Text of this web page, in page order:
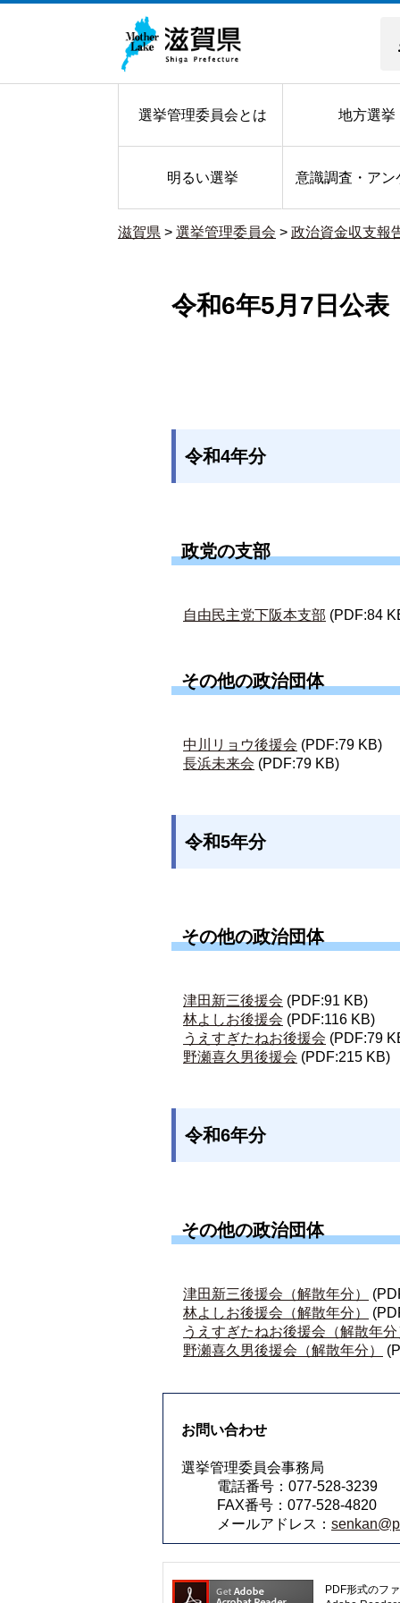
選挙管理委員会とは 地方選挙
明るい選挙 意識調査・アン
滋賀県 > 選挙管理委員会 > 政治資金収支報
令和6年5月7日公表
令和4年分
政党の支部
自由民主党下阪本支部 (PDF:84
その他の政治団体
中川リョウ後援会 (PDF:79 KB)
長浜未来会 (PDF:79 KB)
令和5年分
その他の政治団体
津田新三後援会 (PDF:91 KB)
林よしお後援会 (PDF:116 KB)
うえすぎたねお後援会 (PDF:79
野瀬喜久男後援会 (PDF:215 KB)
令和6年分
その他の政治団体
津田新三後援会（解散年分）
林よしお後援会（解散年分）
うえすぎたねお後援会（解散年分
野瀬喜久男後援会（解散年分）
お問い合わせ
選挙管理委員会事務局
電話番号：077-528-3239
FAX番号：077-528-4820
メールアドレス：
PDF形式のフ